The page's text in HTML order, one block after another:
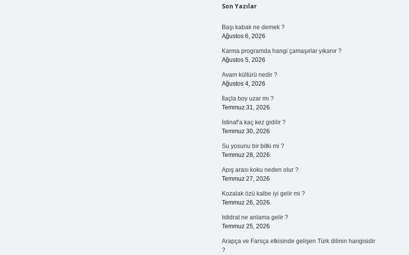
Sidebar
Son Yazılar
Başı kabak ne demek ?
Ağustos 6, 2026
Karma programda hangi çamaşırlar yıkanır ?
Ağustos 5, 2026
Avam kültürü nedir ?
Ağustos 4, 2026
İlaçla boy uzar mı ?
Temmuz 31, 2026
İstinaf’a kaç kez gidilir ?
Temmuz 30, 2026
Su yosunu bir bitki mi ?
Temmuz 28, 2026
Apış arası koku neden olur ?
Temmuz 27, 2026
Kozalak özü kalbe iyi gelir mi ?
Temmuz 26, 2026
Istidrat ne anlama gelir ?
Temmuz 25, 2026
Arapça ve Farsça etkisinde gelişen Türk dilinin hangisidir
?